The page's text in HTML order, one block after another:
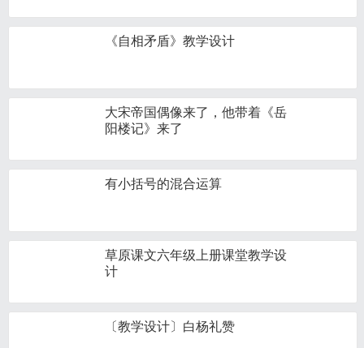
《自相矛盾》教学设计
大宋帝国偶像来了，他带着《岳
阳楼记》来了
有小括号的混合运算
草原课文六年级上册课堂教学设
计
〔教学设计〕白杨礼赞